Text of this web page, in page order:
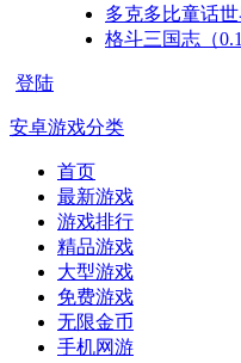
多克多比童话世
格斗三国志（
登陆
安卓游戏分类
首页
最新游戏
游戏排行
精品游戏
大型游戏
免费游戏
无限金币
手机网游